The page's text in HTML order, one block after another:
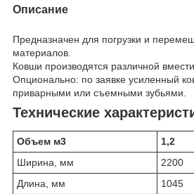
Описание
Предназначен для погрузки и
материалов.
Ковши производятся различной
Опционально: по заявке усиленный
приварными или съемными зубьями.
Технические
Объем м3
1,2
Ширина, мм
2200
Длина, мм
1045